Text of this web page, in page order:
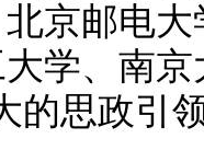
京邮电
学、南
的思政引